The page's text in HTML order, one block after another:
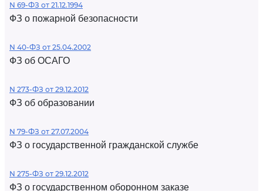
N 69-ФЗ от 21.12.1994
ФЗ о пожарной безопасности
N 40-ФЗ от 25.04.2002
ФЗ об ОСАГО
N 273-ФЗ от 29.12.2012
ФЗ об образовании
N 79-ФЗ от 27.07.2004
ФЗ о государственной гражданской службе
N 275-ФЗ от 29.12.2012
ФЗ о государственном оборонном заказе